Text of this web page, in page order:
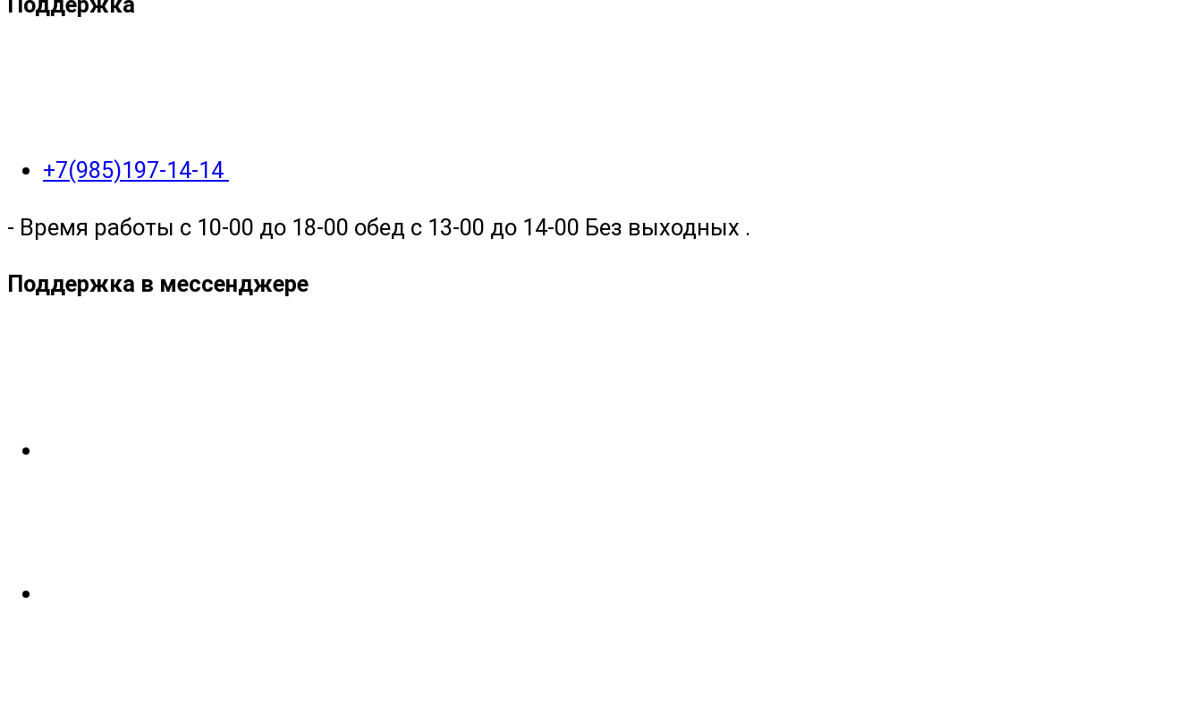
+7(985)197-14-14
- Время работы с 10-00 до 18-00 обед с 13-00 до 14-00 Без выходных .
Поддержка в мессенджере